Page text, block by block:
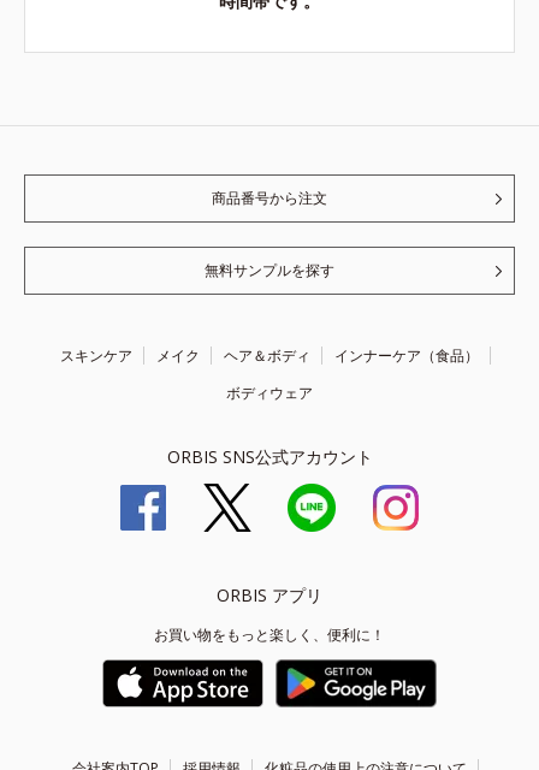
商品番号から注文
無料サンプルを探す
スキンケア メイク ヘア＆ボディ
インナーケア（食品）
ボディウェア
ORBIS SNS公式アカウント
ORBIS アプリ
お買い物をもっと楽しく、便利に！